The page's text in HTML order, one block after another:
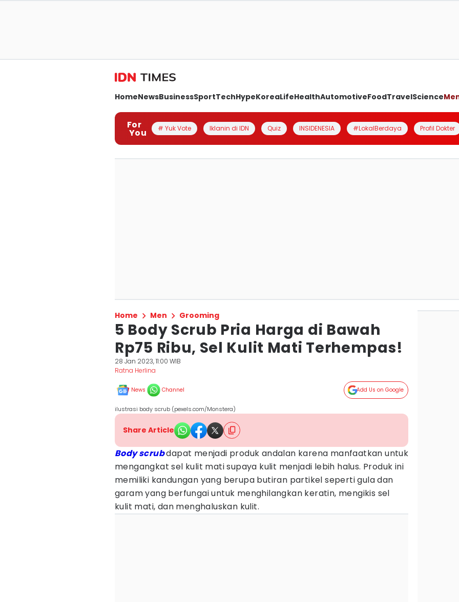
HomeNewsBusinessSportTechHypeKoreaLifeHealthAutomotiveFoodTravelScience
For
You # Yuk Vote Iklanin di IDN Quiz INSIDENESIA #LokalBerdaya Profil Dokter
Home Men Grooming
5 Body Scrub Pria Harga di Bawah
Rp75 Ribu, Sel Kulit Mati Terhempas!
28 Jan 2023, 11:00 WIB
Ratna Herlina
News Channel Add Us on Google
ilustrasi body scrub (pexels.com/Monstera)
Share Article
Body scrubdapat menjadi produk andalan karena manfaatkan untuk
mengangkat sel kulit mati supaya kulit menjadi lebih halus. Produk ini
memiliki kandungan yang berupa butiran partikel seperti gula dan
garam yang berfungai untuk menghilangkan keratin, mengikis sel
kulit mati, dan menghaluskan kulit.